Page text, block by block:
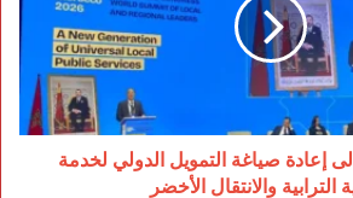
إعادة صياغة التمويل الدولي لخدمة
الترابية والانتقال الأخضر